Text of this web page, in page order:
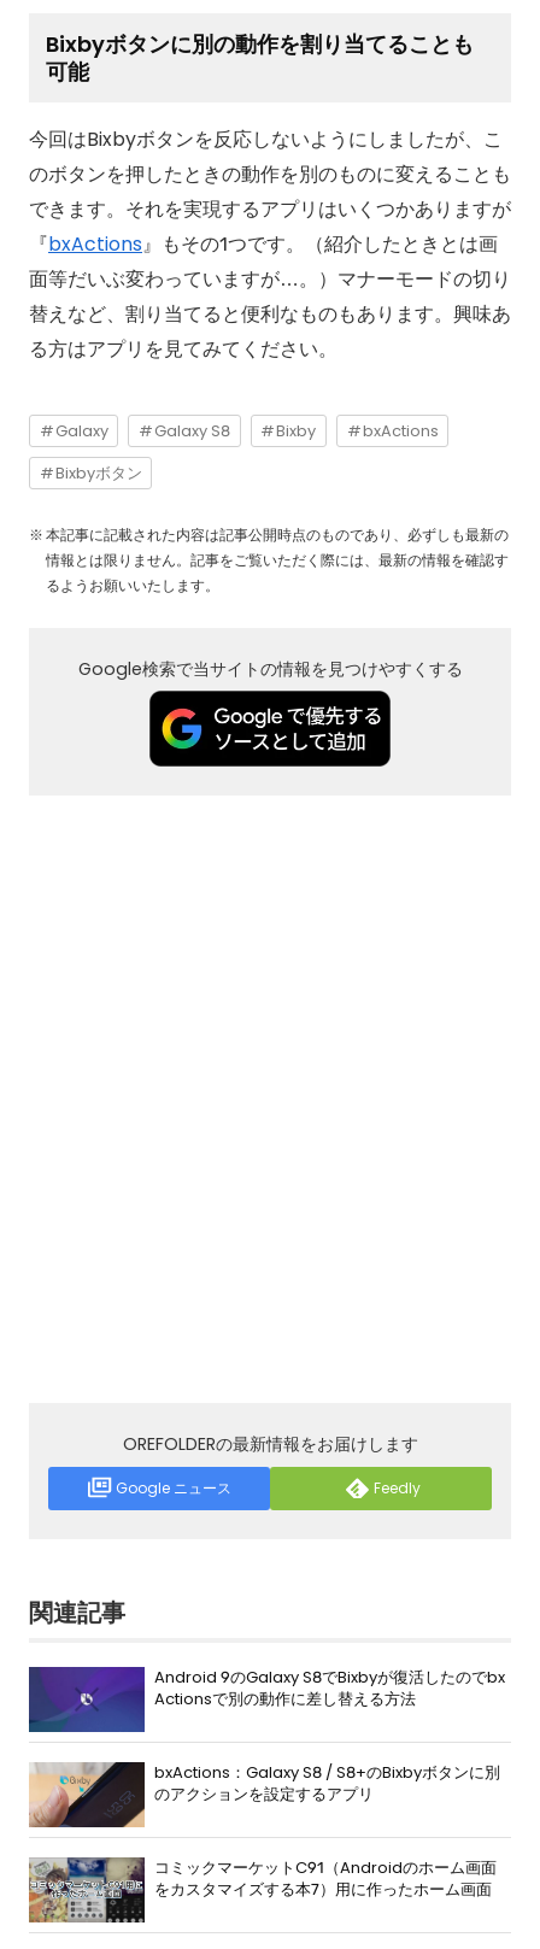
Bixbyボタンに別の動作を割り当てることも
可能
今回はBixbyボタンを反応しないようにしましたが、こ
のボタンを押したときの動作を別のものに変えることも
できます。それを実現するアプリはいくつかありますが
『bxActions』もその1つです。（紹介したときとは画
面等だいぶ変わっていますが…。）マナーモードの切り
替えなど、割り当てると便利なものもあります。興味あ
る方はアプリを見てみてください。
Galaxy Galaxy S8 Bixby bxActions
Bixbyボタン
本記事に記載された内容は記事公開時点のものであり、必ずしも最新の
情報とは限りません。記事をご覧いただく際には、最新の情報を確認す
るようお願いいたします。
Google検索で当サイトの情報を見つけやすくする
OREFOLDERの最新情報をお届けします
Google ニュース Feedly
関連記事
Android 9のGalaxy S8でBixbyが復活したのでbx
Actionsで別の動作に差し替える方法
bxActions：Galaxy S8 / S8+のBixbyボタンに別
のアクションを設定するアプリ
コミックマーケットC91（Androidのホーム画面
をカスタマイズする本7）用に作ったホーム画面